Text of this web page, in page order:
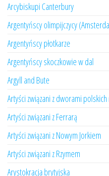
Arcybiskupi Canterbury
Argentyńscy olimpijczycy
Argentyńscy płotkarze
Argentyńscy skoczkowie w dal
Argyll and Bute
Artyści związani z dworami
Artyści związani z Ferrarą
Artyści związani z Nowym Jorkiem
Artyści związani z Rzymem
Arystokracja brytyjska